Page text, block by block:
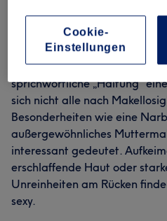
Der eigene Körper spricht
Lebenswandel, die
sprichwörtliche „Haltung“
sich nicht alle nach
Besonderheiten wie eine
außergewöhnliches
interessant gedeutet.
erschlaffende Haut oder
Unreinheiten am Rücken
sexy.
Cookie-
Einstellungen